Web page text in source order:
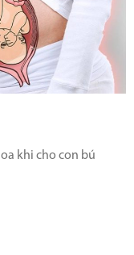
khi cho con bú